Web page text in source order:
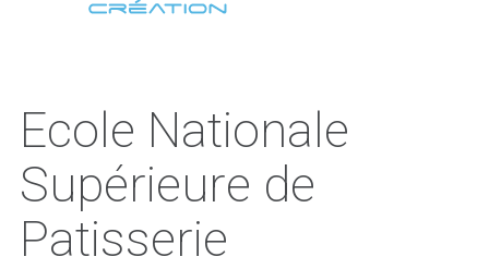
Ecole Nationale
Supérieure de
Patisserie